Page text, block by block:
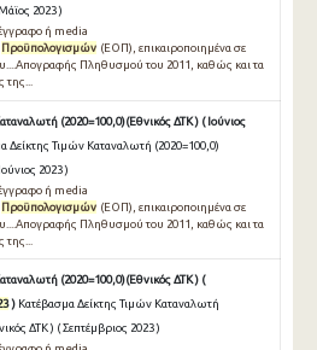
2023 )
ή media
Προϋπολογισμών (ΕΟΠ), επικαιροποιημένα σε
Πληθυσμού του 2011, καθώς και τα
της...
(2020=100,0)(Εθνικός ΔΤΚ ) ( Ιούνιος
Δείκτης Τιμών Καταναλωτή (2020=100,0)
2023 )
ή media
Προϋπολογισμών (ΕΟΠ), επικαιροποιημένα σε
Πληθυσμού του 2011, καθώς και τα
(2020=100,0)(Εθνικός ΔΤΚ ) (
) Κατέβασμα Δείκτης Τιμών Καταναλωτή
ΔΤΚ ) ( Σεπτέμβριος 2023 )